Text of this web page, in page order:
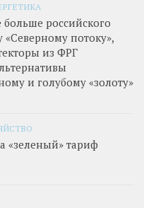
российского
«Северному потоку»,
из ФРГ
и голубому «золоту»
«зеленый» тариф